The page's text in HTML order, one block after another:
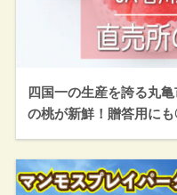
四国一の生産を誇る丸
の桃が新鮮！贈答用に